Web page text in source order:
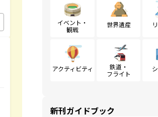
イベント・
観戦
世界遺産
アクティビティ
鉄道・
フライト
新刊ガイドブック